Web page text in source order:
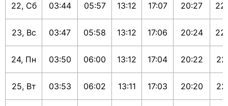
22, Сб 03:44 05:57 13:12 17:07 20:27
23, Вс 03:47 05:58 13:12 17:06 20:24
24, Пн 03:50 06:00 13:12 17:04 20:22
25, Вт 03:53 06:02 13:11 17:03 20:20